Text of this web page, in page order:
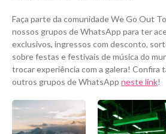
Faça parte da comunidade We Go Out
nossos grupos de WhatsApp para ter
exclusivos, ingressos com desconto,
sobre festas e festivais de música do
trocar experiência com a galera! Confira
outros grupos de WhatsApp neste link!